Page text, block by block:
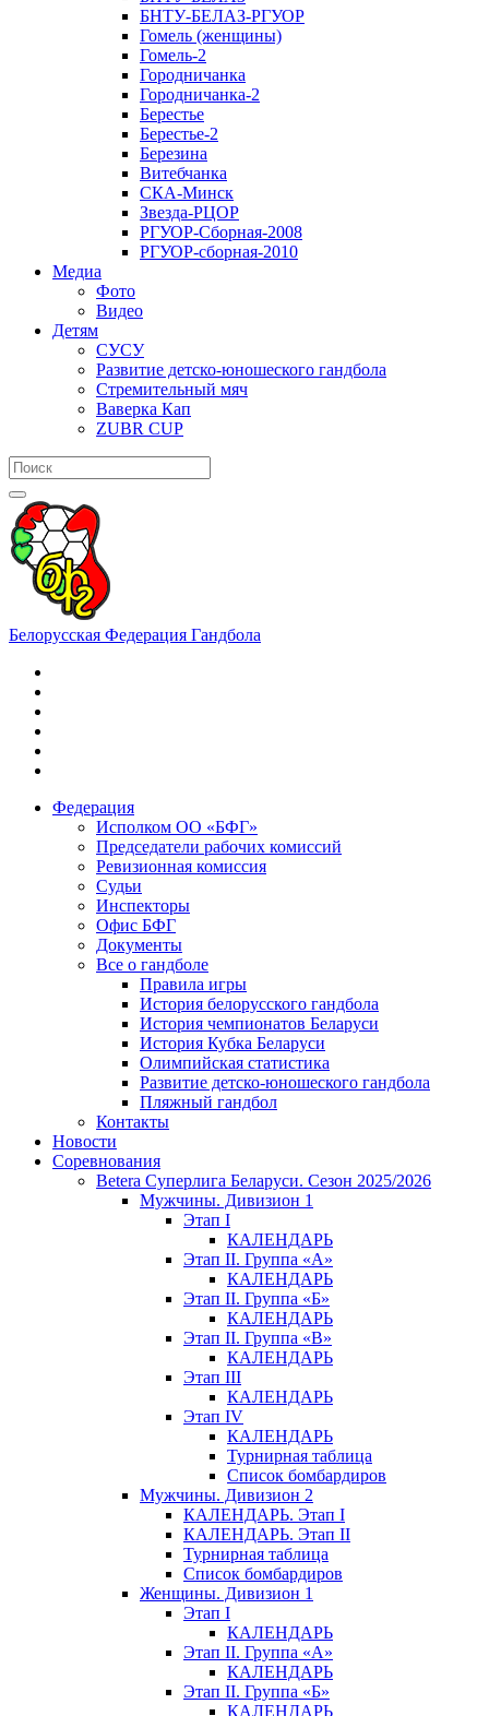
БНТУ-БЕЛАЗ-РГУОР
Гомель (женщины)
Гомель-2
Городничанка
Городничанка-2
Берестье
Берестье-2
Березина
Витебчанка
СКА-Минск
Звезда-РЦОР
РГУОР-Сборная-2008
РГУОР-сборная-2010
Медиа
Фото
Видео
Детям
СУСУ
Развитие детско-юношеского гандбола
Стремительный мяч
Ваверка Кап
ZUBR CUP
Белорусская Федерация Гандбола
Федерация
Исполком ОО «БФГ»
Председатели рабочих комиссий
Ревизионная комиссия
Судьи
Инспекторы
Офис БФГ
Документы
Все о гандболе
Правила игры
История белорусского гандбола
История чемпионатов Беларуси
История Кубка Беларуси
Олимпийская статистика
Развитие детско-юношеского гандбола
Пляжный гандбол
Контакты
Новости
Соревнования
Betera Суперлига Беларуси. Сезон 2025/2026
Мужчины. Дивизион 1
Этап I
КАЛЕНДАРЬ
Этап II. Группа «А»
КАЛЕНДАРЬ
Этап II. Группа «Б»
КАЛЕНДАРЬ
Этап II. Группа «В»
КАЛЕНДАРЬ
Этап III
КАЛЕНДАРЬ
Этап IV
КАЛЕНДАРЬ
Турнирная таблица
Список бомбардиров
Мужчины. Дивизион 2
КАЛЕНДАРЬ. Этап I
КАЛЕНДАРЬ. Этап II
Турнирная таблица
Список бомбардиров
Женщины. Дивизион 1
Этап I
КАЛЕНДАРЬ
Этап II. Группа «А»
КАЛЕНДАРЬ
Этап II. Группа «Б»
КАЛЕНДАРЬ